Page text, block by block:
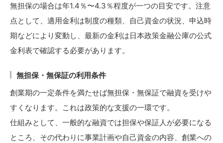
無担保の場合は年1.4％〜4.3％程度が一つの目安です。注意
点として、適用金利は制度の種類、自己資金の状況、申込時
期などにより変動し、最新の金利は日本政策金融公庫の公式
金利表で確認する必要があります。
無担保・無保証の利用条件
創業期の一定条件を満たせば無担保・無保証で融資を受けや
すくなります。これは政策的な支援の一環です。
仕組みとして、一般的な融資では担保や保証人が必要になる
ところ、その代わりに事業計画や自己資金の内容、創業への